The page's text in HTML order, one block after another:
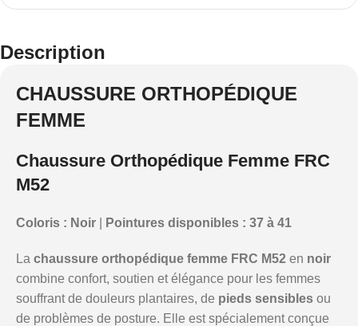
Description
CHAUSSURE ORTHOPÉDIQUE
FEMME
Chaussure Orthopédique Femme FRC
M52
Coloris : Noir Pointures disponibles : 37 à 41
La chaussure orthopédique femme FRC M52 en noir
combine confort, soutien et élégance pour les femmes
souffrant de douleurs plantaires, de pieds sensibles ou
de problèmes de posture. Elle est spécialement conçue